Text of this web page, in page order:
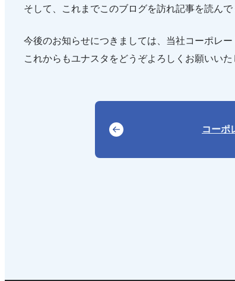
そして、これまでこのブログを訪れ記事を読ん
今後のお知らせにつきましては、当社コーポレー
これからもユナスタをどうぞよろしくお願いいた
コーポ